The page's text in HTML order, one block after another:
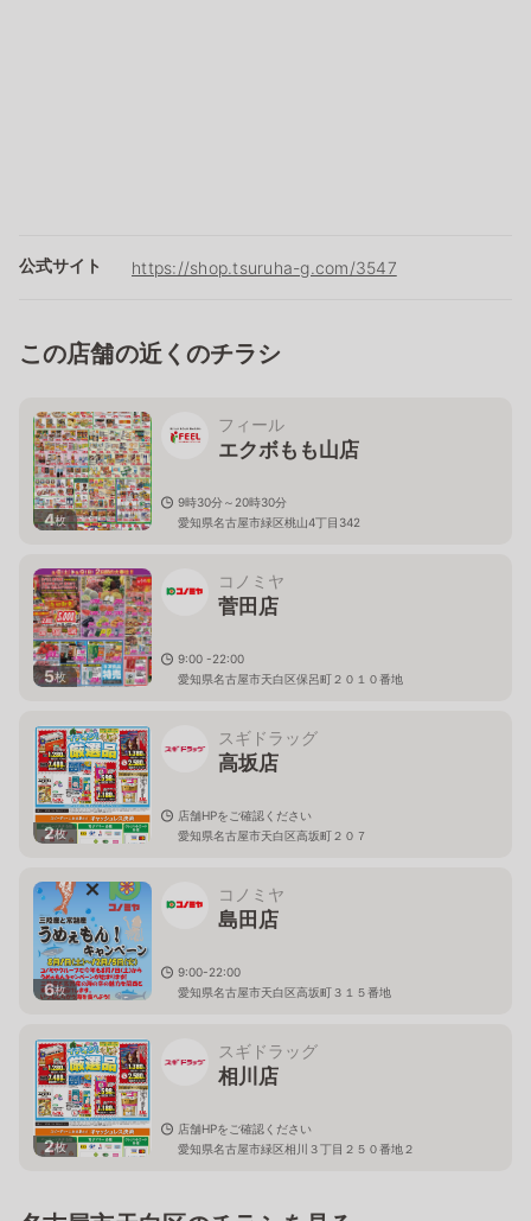
公式サイト https://shop.tsuruha-g.com/3547
この店舗の近くのチラシ
4枚
フィール
エクボもも山店
9時30分～20時30分
愛知県名古屋市緑区桃山4丁目342
5枚
コノミヤ
菅田店
9:00 -22:00
愛知県名古屋市天白区保呂町２０１０番地
2枚
スギドラッグ
高坂店
店舗HPをご確認ください
愛知県名古屋市天白区高坂町２０７
6枚
コノミヤ
島田店
9:00-22:00
愛知県名古屋市天白区高坂町３１５番地
2枚
スギドラッグ
相川店
店舗HPをご確認ください
愛知県名古屋市緑区相川３丁目２５０番地２